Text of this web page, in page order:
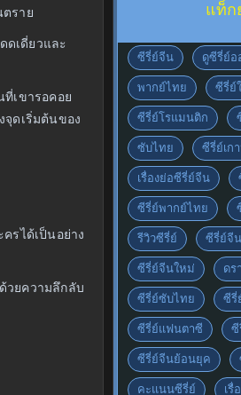
ราย
ดเดี่ยวและ
ที่เขารอคอย
จุดเริ่มต้นของ
รได้เป็นอย่าง
วยความลึกลับ
แท็ก
ซีรี่ย์จีน ดูซีรี่ย์อ
พากย์ไทย ซีรี่ย์
ซีรี่ย์โรแมนติก
ซับไทย ซีรี่ย์เก
เรื่องย่อซีรี่ย์จีน
ซีรี่ย์พากย์ไทย
รีวิวซีรี่ย์ ซีรี่ย์จี
ซีรี่ย์จีนใหม่ ดร
ซีรี่ย์ซับไทย ซีรี่
ซีรี่ย์แฟนตาซี ซี
ซีรี่ย์จีนย้อนยุค
คะแนนซีรี่ย์ เรื่